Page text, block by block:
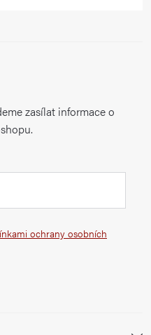
zasílat informace o
ochrany osobních